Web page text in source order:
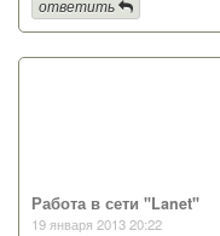
ответить
Работа в сети "Lanet"
19 января 2013 20:22